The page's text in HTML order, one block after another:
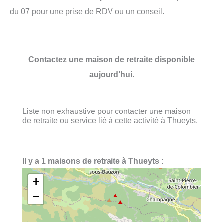
du 07 pour une prise de RDV ou un conseil.
Contactez une maison de retraite disponible
aujourd’hui.
Liste non exhaustive pour contacter une maison
de retraite ou service lié à cette activité à Thueyts.
Il y a 1 maisons de retraite à Thueyts :
+
−